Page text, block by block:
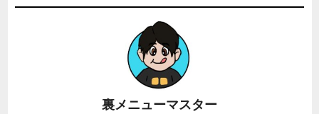
裏メニューマスター